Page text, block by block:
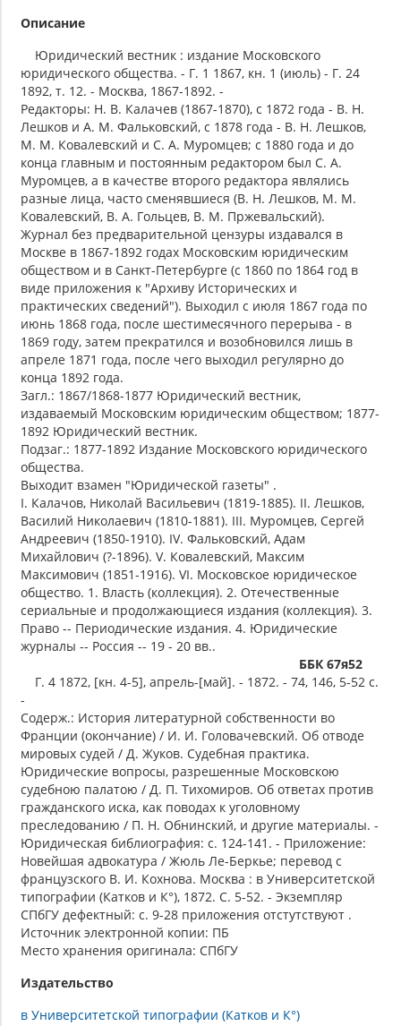
Описание
Юридический вестник : издание Московского
юридического общества. - Г. 1 1867, кн. 1 (июль) - Г. 24
1892, т. 12. - Москва, 1867-1892. -
Редакторы: Н. В. Калачев (1867-1870), с 1872 года - В. Н.
Лешков и А. М. Фальковский, с 1878 года - В. Н. Лешков,
М. М. Ковалевский и С. А. Муромцев; с 1880 года и до
конца главным и постоянным редактором был С. А.
Муромцев, а в качестве второго редактора являлись
разные лица, часто сменявшиеся (В. Н. Лешков, М. М.
Ковалевский, В. А. Гольцев, В. М. Пржевальский).
Журнал без предварительной цензуры издавался в
Москве в 1867-1892 годах Московским юридическим
обществом и в Санкт-Петербурге (с 1860 по 1864 год в
виде приложения к "Архиву Исторических и
практических сведений"). Выходил с июля 1867 года по
июнь 1868 года, после шестимесячного перерыва - в
1869 году, затем прекратился и возобновился лишь в
апреле 1871 года, после чего выходил регулярно до
конца 1892 года.
Загл.: 1867/1868-1877 Юридический вестник,
издаваемый Московским юридическим обществом; 1877-
1892 Юридический вестник.
Подзаг.: 1877-1892 Издание Московского юридического
общества.
Выходит взамен "Юридической газеты" .
I. Калачов, Николай Васильевич (1819-1885). II. Лешков,
Василий Николаевич (1810-1881). III. Муромцев, Сергей
Андреевич (1850-1910). IV. Фальковский, Адам
Михайлович (?-1896). V. Ковалевский, Максим
Максимович (1851-1916). VI. Московское юридическое
общество. 1. Власть (коллекция). 2. Отечественные
сериальные и продолжающиеся издания (коллекция). 3.
Право -- Периодические издания. 4. Юридические
журналы -- Россия -- 19 - 20 вв..
ББК 67я52
Г. 4 1872, [кн. 4-5], апрель-[май]. - 1872. - 74, 146, 5-52 с.
-
Содерж.: История литературной собственности во
Франции (окончание) / И. И. Головачевский. Об отводе
мировых судей / Д. Жуков. Судебная практика.
Юридические вопросы, разрешенные Московскою
судебною палатою / Д. П. Тихомиров. Об ответах против
гражданского иска, как поводах к уголовному
преследованию / П. Н. Обнинский, и другие материалы. -
Юридическая библиография: с. 124-141. - Приложение:
Новейшая адвокатура / Жюль Ле-Беркье; перевод с
французского В. И. Кохнова. Москва : в Университетской
типографии (Катков и К°), 1872. С. 5-52. - Экземпляр
СПбГУ дефектный: с. 9-28 приложения отстутствуют .
Источник электронной копии: ПБ
Место хранения оригинала: СПбГУ
Издательство
в Университетской типографии (Катков и К°)